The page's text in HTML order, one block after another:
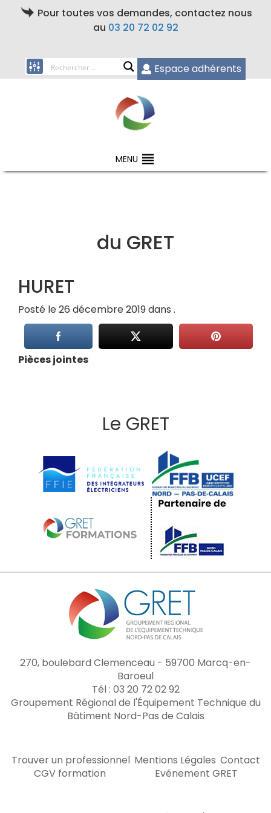
Pour toutes vos demandes, contactez nous
au 03 20 72 02 92
Espace adhérents
MENU
du GRET
HURET
Posté le 26 décembre 2019 dans .
Pièces jointes
Le GRET
270, boulebard Clemenceau - 59700 Marcq-en-
Baroeul
Tél : 03 20 72 02 92
Groupement Régional de l'Équipement Technique du
Bâtiment Nord-Pas de Calais
Trouver un professionnel Mentions Légales Contact
CGV formation
Evénement GRET